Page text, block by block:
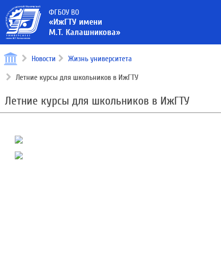
ФГБОУ ВО
«ИжГТУ имени
М.Т. Калашникова»
Новости Жизнь университета
Летние курсы для школьников в ИжГТУ
Летние курсы для школьников в ИжГТУ